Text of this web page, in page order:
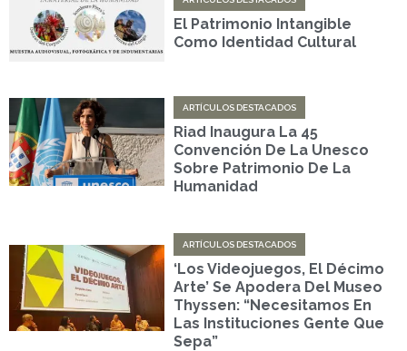
El Patrimonio Intangible
Como Identidad Cultural
ARTÍCULOS DESTACADOS
Riad Inaugura La 45
Convención De La Unesco
Sobre Patrimonio De La
Humanidad
ARTÍCULOS DESTACADOS
‘Los Videojuegos, El Décimo
Arte’ Se Apodera Del Museo
Thyssen: “Necesitamos En
Las Instituciones Gente Que
Sepa”